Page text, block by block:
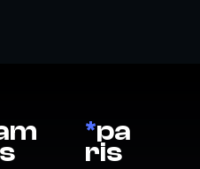
*pa
ris